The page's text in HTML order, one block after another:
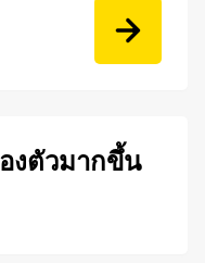
งตัวมากขึ้น